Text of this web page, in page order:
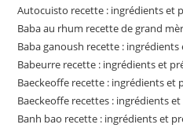
Autocuisto recette : ingrédients et
Baba au rhum recette de grand
Baba ganoush recette :
Babeurre recette : ingrédients et
Baeckeoffe recette : ingrédients et
Baeckeoffe recettes : ingrédients
Banh bao recette : ingrédients et